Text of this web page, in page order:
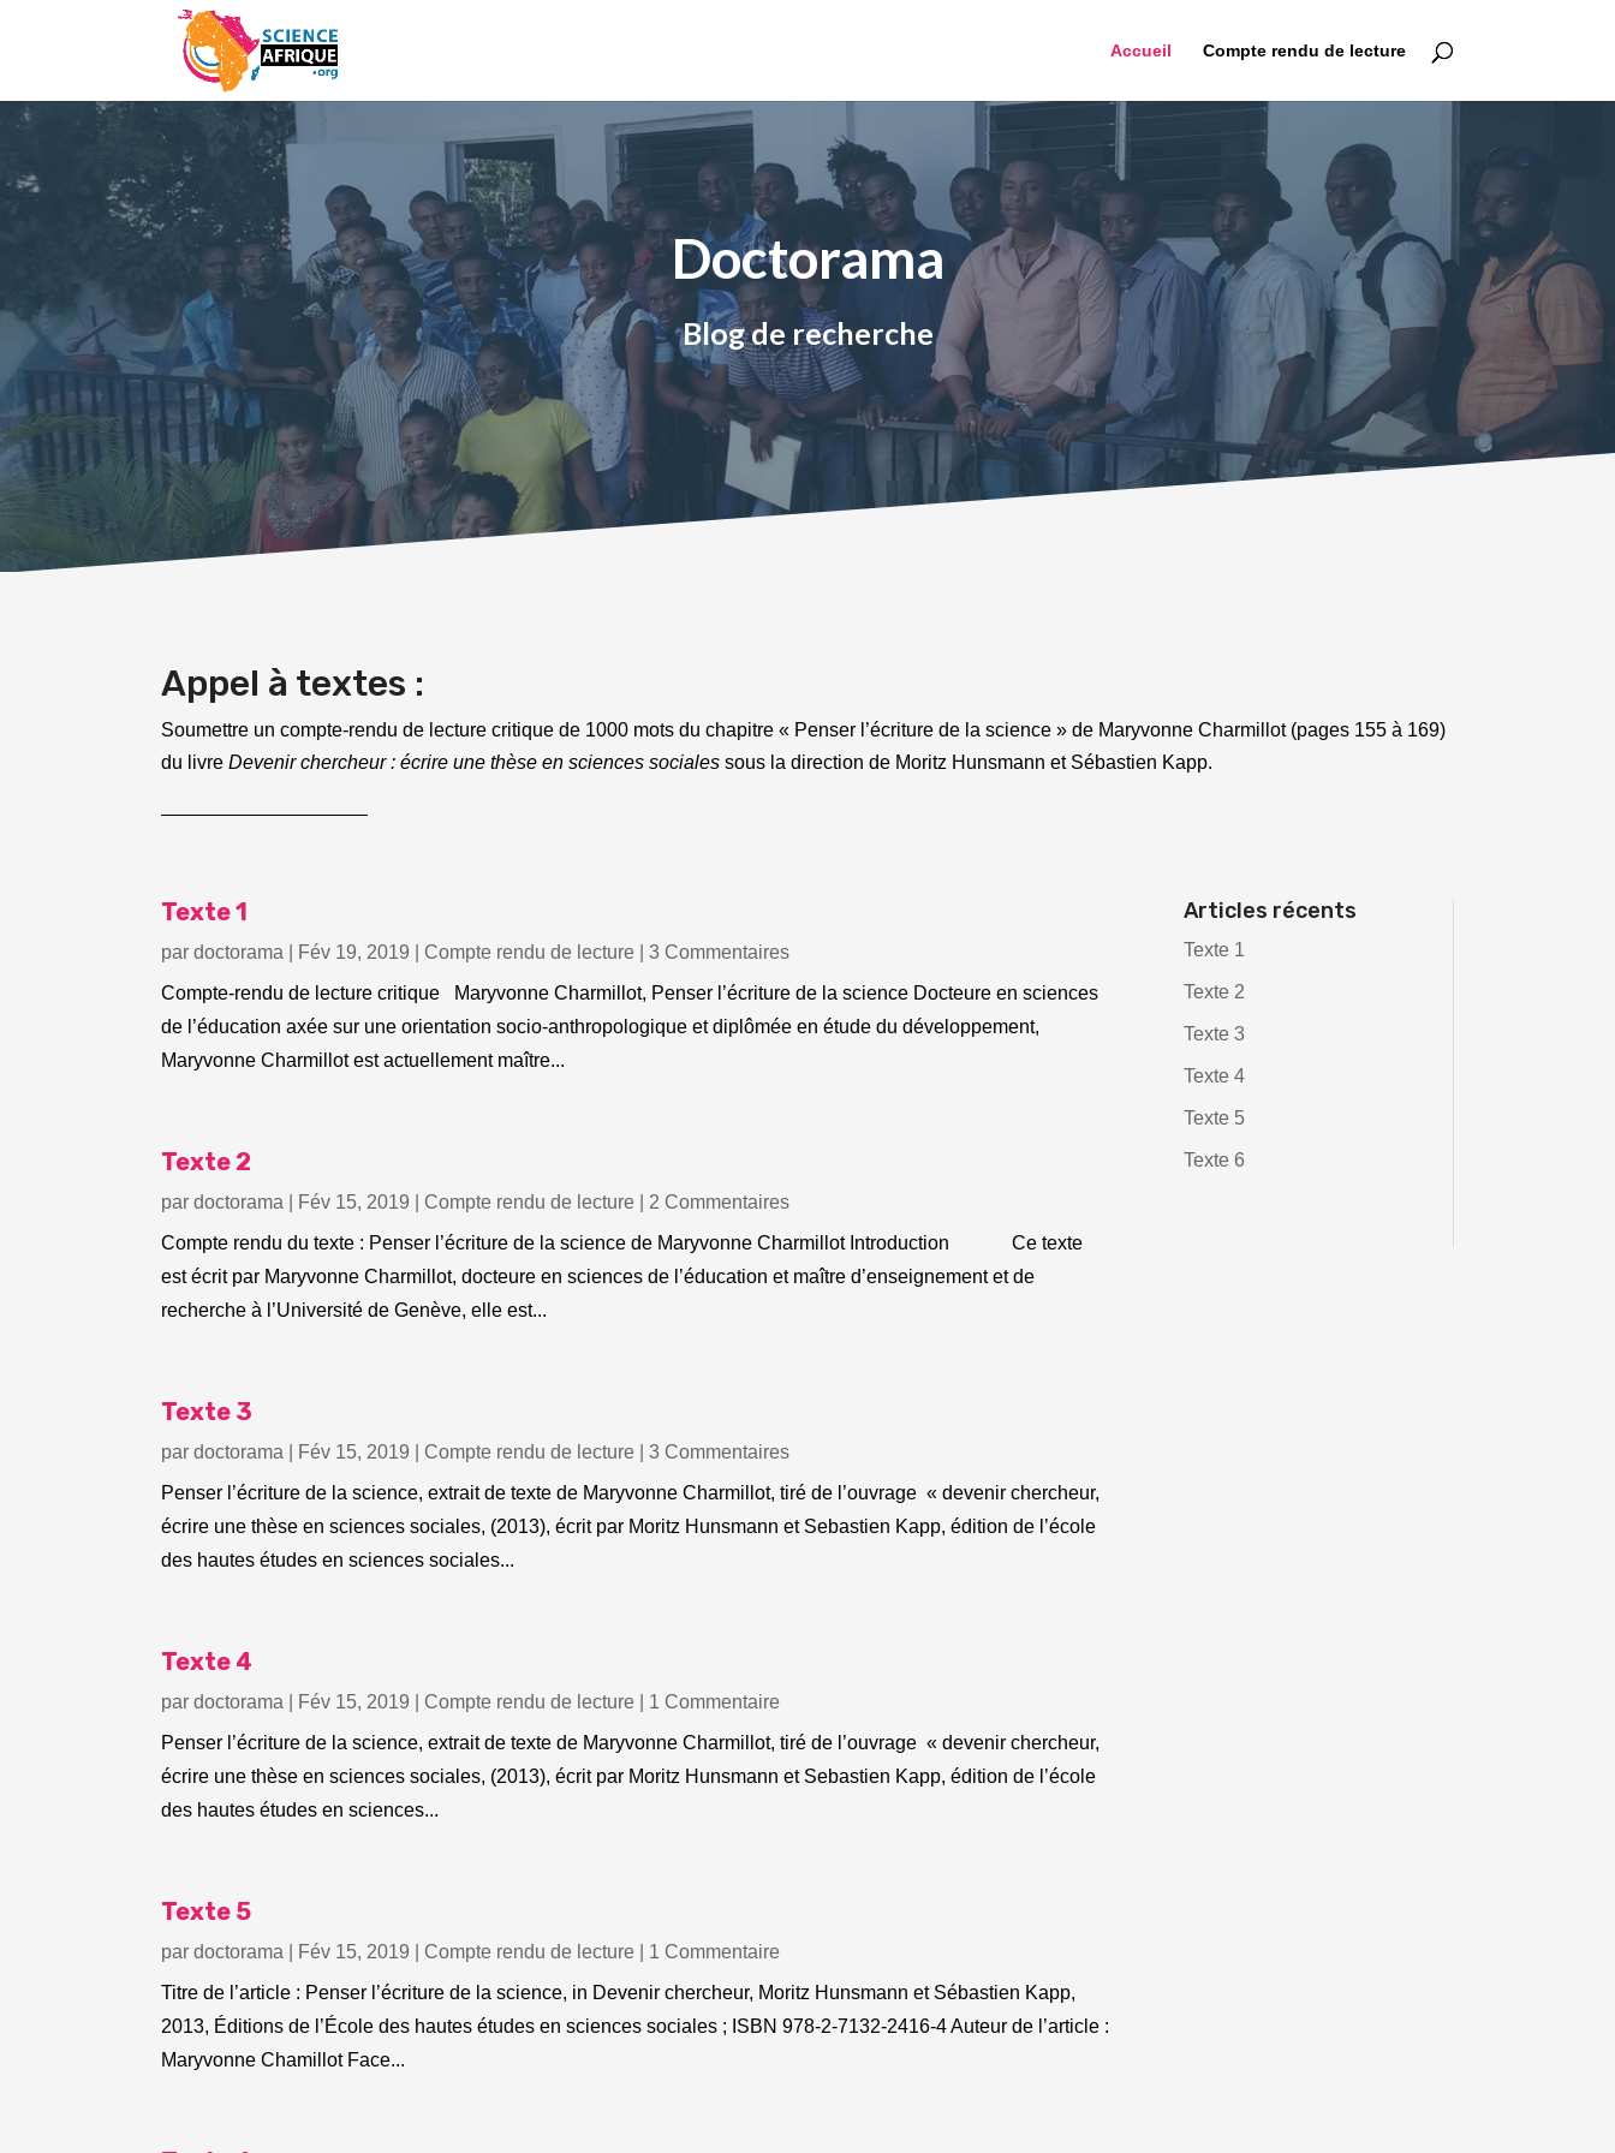
Accueil Compte rendu de lecture
Doctorama
Blog de recherche
Appel à textes :
Soumettre un compte-rendu de lecture critique de 1000 mots du chapitre « Penser l’écriture de la science » de Maryvonne Charmillot (pages 155 à 169)
du livreDevenir chercheur : écrire une thèse en sciences sociales sous la direction de Moritz Hunsmann et Sébastien Kapp.
Texte 1
pardoctorama Fév 19, 2019 Compte rendu de lecture | 3 Commentaires
Compte-rendu de lecture critique Maryvonne Charmillot, Penser l’écriture de la science Docteure en sciences
de l’éducation axée sur une orientation socio-anthropologique et diplômée en étude du développement,
Maryvonne Charmillot est actuellement maître...
Texte 2
pardoctorama Fév 15, 2019 Compte rendu de lecture | 2 Commentaires
Compte rendu du texte : Penser l’écriture de la science de Maryvonne Charmillot Introduction Ce texte
est écrit par Maryvonne Charmillot, docteure en sciences de l’éducation et maître d’enseignement et de
recherche à l’Université de Genève, elle est...
Texte 3
pardoctorama Fév 15, 2019 Compte rendu de lecture | 3 Commentaires
Penser l’écriture de la science, extrait de texte de Maryvonne Charmillot, tiré de l’ouvrage « devenir chercheur,
écrire une thèse en sciences sociales, (2013), écrit par Moritz Hunsmann et Sebastien Kapp, édition de l’école
des hautes études en sciences sociales...
Texte 4
pardoctorama Fév 15, 2019 Compte rendu de lecture | 1 Commentaire
Penser l’écriture de la science, extrait de texte de Maryvonne Charmillot, tiré de l’ouvrage « devenir chercheur,
écrire une thèse en sciences sociales, (2013), écrit par Moritz Hunsmann et Sebastien Kapp, édition de l’école
des hautes études en sciences...
Texte 5
pardoctorama Fév 15, 2019 Compte rendu de lecture | 1 Commentaire
Titre de l’article : Penser l’écriture de la science, in Devenir chercheur, Moritz Hunsmann et Sébastien Kapp,
2013, Éditions de l’École des hautes études en sciences sociales ; ISBN 978-2-7132-2416-4 Auteur de l’article :
Maryvonne Chamillot Face...
Articles récents
Texte 1
Texte 2
Texte 3
Texte 4
Texte 5
Texte 6